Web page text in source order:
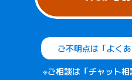
ご不明点は「よく
※ご相談は「チャット相